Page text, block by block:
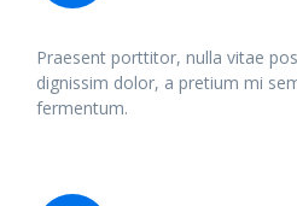
Praesent porttitor, nulla vitae
dignissim dolor, a pretium mi
fermentum.